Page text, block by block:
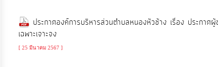
ประกาศองค์การบริหารส่วนตำบลหนองหัวช้าง เรื่อง ประกา
เฉพาะเจาะจง
[ 25 มีนาคม 2567 ]